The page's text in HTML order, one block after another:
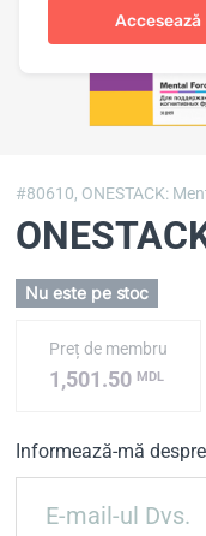
Accesează
#80610, ONESTACK:
Nu este pe stoc
Preț de membru
1,501.50 MDL
Informează-mă